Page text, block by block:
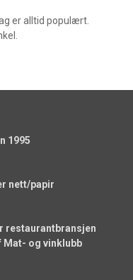
er alltid populært.
1995
nett/papir
restaurantbransjen
Mat- og vinklubb